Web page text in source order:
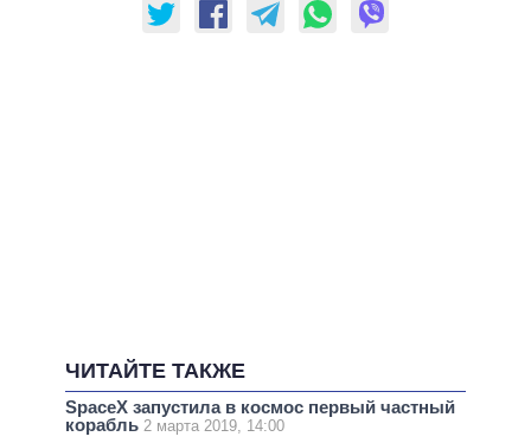
ЧИТАЙТЕ ТАКЖЕ
SpaceX запустила в космос первый частный
корабль 2 марта 2019, 14:00